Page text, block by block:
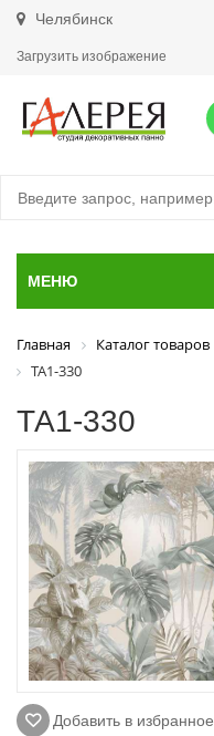
Челябинск
Загрузить изображение
МЕНЮ
Главная Каталог товаров
ТА1-330
ТА1-330
Добавить в избранное